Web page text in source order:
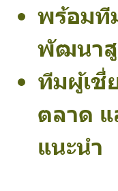
พร้อมที
พัฒนาสู
ทีมผู้เชี่
ตลาด
แนะนำ